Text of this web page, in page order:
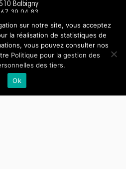
Balbigny
sur notre site, vous acceptez
la réalisation de statistiques de
vous pouvez consulter nos
Politique pour la gestion des
des tiers.
Ok